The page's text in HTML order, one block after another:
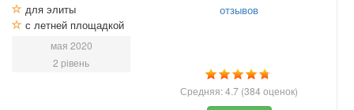
для элиты
с летней площадкой
мая 2020
2 рівень
отзывов
Средняя:4.7 (384 оценок)